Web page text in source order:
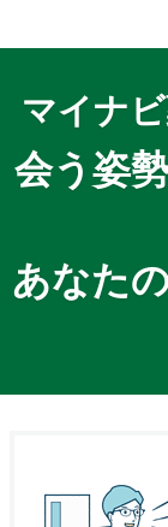
マイナ
会う姿
あなた